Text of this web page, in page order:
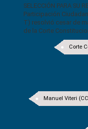
SELECCIÓN PARA SU
Participación
T) resolvió cesar de
de la Corte
Corte
Manuel Viteri